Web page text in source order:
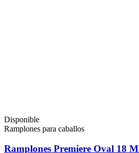
Disponible
Ramplones para caballos
Ramplones Premiere Oval 18